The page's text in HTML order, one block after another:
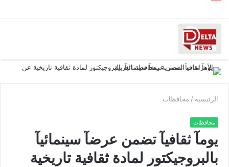
الرئيسية / محافظات
محافظات
يومآ ثقافيآ تضمن عرضآ سينمائيآ
بالبروجيكتور لمادة ثقافية تاريخية